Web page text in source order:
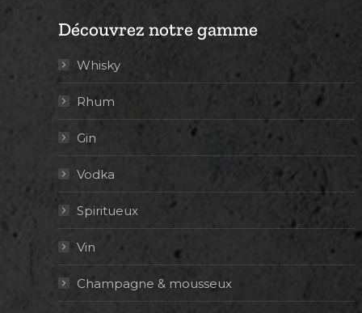
Découvrez notre gamme
Whisky
Rhum
Gin
Vodka
Spiritueux
Vin
Champagne & mousseux